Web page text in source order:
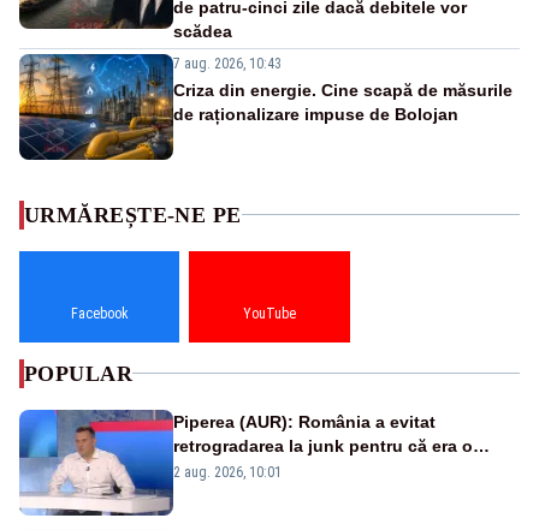
de patru-cinci zile dacă debitele vor
scădea
7 aug. 2026, 10:43
Criza din energie. Cine scapă de măsurile
de raționalizare impuse de Bolojan
URMĂREȘTE-NE PE
Facebook YouTube
POPULAR
Piperea (AUR): România a evitat
retrogradarea la junk pentru că era o
catastrofă pentru bănci și fondurile de
2 aug. 2026, 10:01